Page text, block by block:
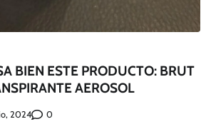
BIEN ESTE PRODUCTO: BRUT
AEROSOL
2024 0